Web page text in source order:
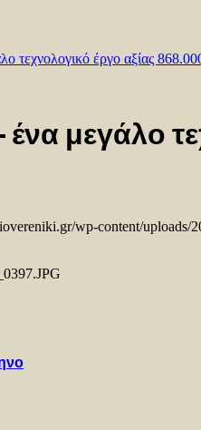
τεχνολογικό έργο αξίας
ένα μεγάλο
wp-content/uploads/